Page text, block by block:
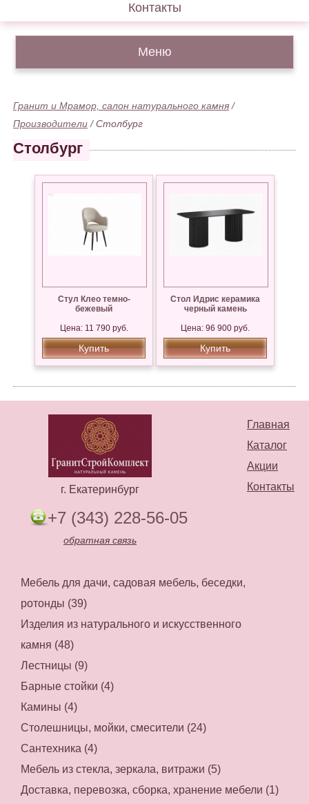
Контакты
Меню
Гранит и Мрамор, салон натурального камня /
Производители /Столбург
Столбург
Стул Клео темно-
бежевый
Цена: 11 790 руб.
Купить
Стол Идрис керамика
черный камень
Цена: 96 900 руб.
Купить
Главная
Каталог
Акции
Контакты
г. Екатеринбург
+7 (343) 228-56-05
обратная связь
Мебель для дачи, садовая мебель, беседки,
ротонды (39)
Изделия из натурального и искусственного
камня (48)
Лестницы (9)
Барные стойки (4)
Камины (4)
Столешницы, мойки, смесители (24)
Сантехника (4)
Мебель из стекла, зеркала, витражи (5)
Доставка, перевозка, сборка, хранение мебели (1)